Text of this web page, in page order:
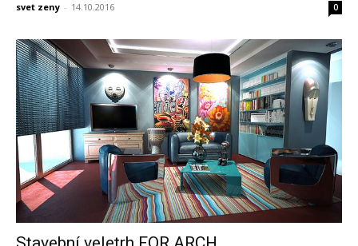
svet zeny - 14.10.2016 0